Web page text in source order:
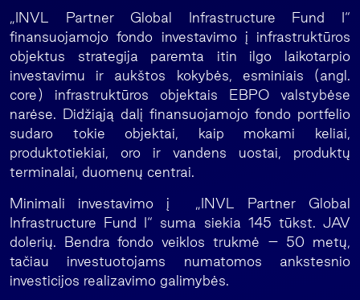
„INVL Partner Global Infrastructure Fund I“
finansuojamojo fondo investavimo į infrastruktūros
objektus strategija paremta itin ilgo laikotarpio
investavimu ir aukštos kokybės, esminiais (angl.
core) infrastruktūros objektais EBPO valstybėse
narėse. Didžiąją dalį finansuojamojo fondo portfelio
sudaro tokie objektai, kaip mokami keliai,
produktotiekiai, oro ir vandens uostai, produktų
terminalai, duomenų centrai.
Minimali investavimo į „INVL Partner Global
Infrastructure Fund I“ suma siekia 145 tūkst. JAV
dolerių. Bendra fondo veiklos trukmė – 50 metų,
tačiau investuotojams numatomos ankstesnio
investicijos realizavimo galimybės.